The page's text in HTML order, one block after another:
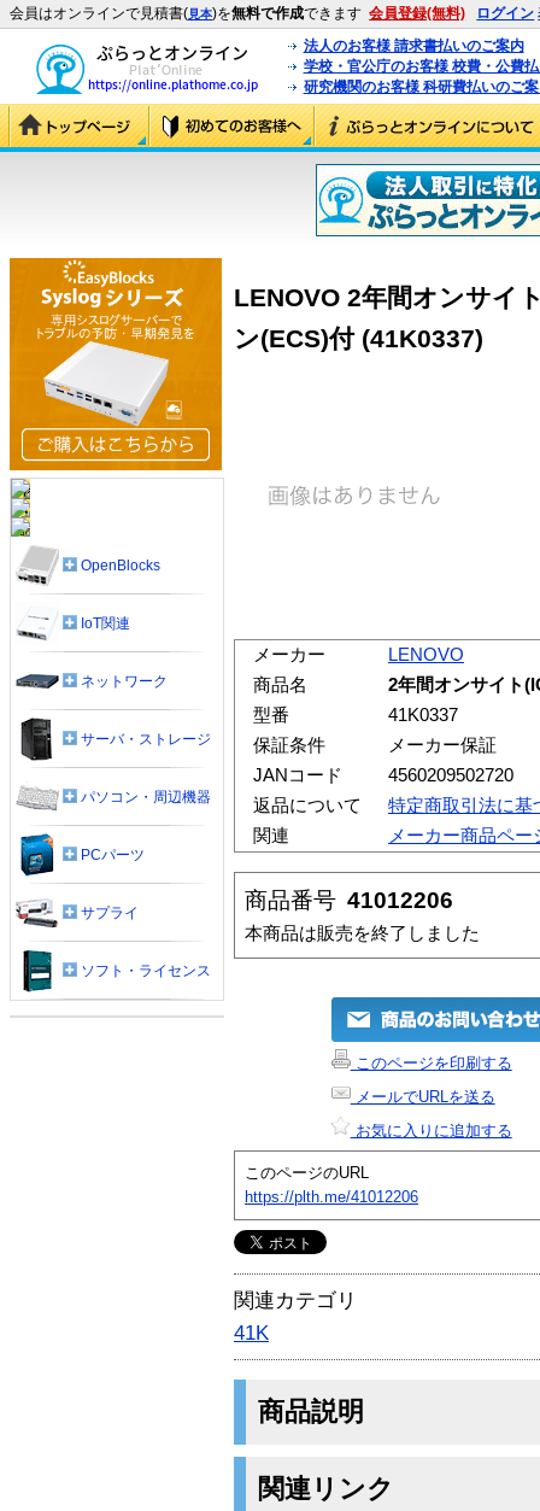
会員はオンラインで見積書(見本)を無料で作成できます 会員登録(無料) ログイン
法人のお客様 請求書払いのご案内
学校・官公庁のお客様 校費・公費
研究機関のお客様 科研費払いのご
LENOVO 2年間オンサイ
ン(ECS)付 (41K0337)
メーカー
LENOVO
商品名
2年間オンサイト
型番
41K0337
保証条件
メーカー保証
JANコード
4560209502720
返品について
特定商取引法に基
関連
メーカー商品ペー
商品番号 41012206
本商品は販売を終了しました
このページを印刷する
メールでURLを送る
お気に入りに追加する
このページのURL
https://plth.me/41012206
関連カテゴリ
41K
商品説明
関連リンク
OpenBlocks
IoT関連
ネットワーク
サーバ・ストレージ
パソコン・周辺機器
PCパーツ
サプライ
ソフト・ライセンス